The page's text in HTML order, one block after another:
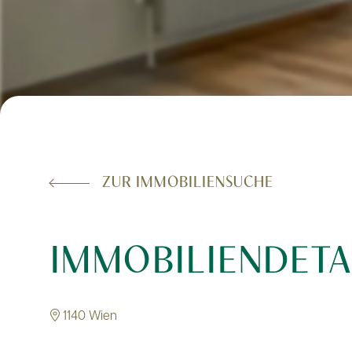
ZUR IMMOBILIENSUCHE
1140 Wien